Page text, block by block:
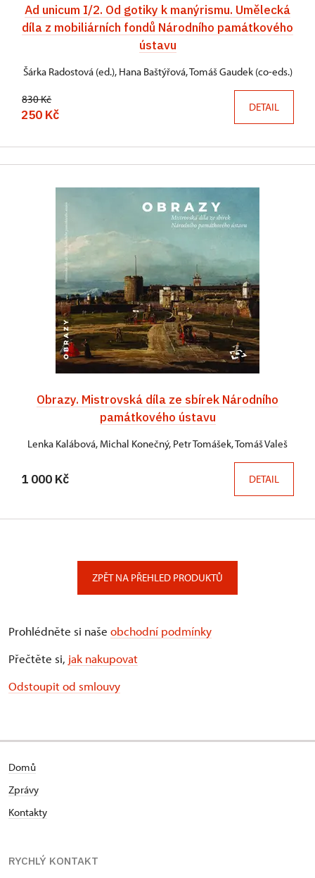
Ad unicum I/2. Od gotiky k manýrismu. Umělecká
díla z mobiliárních fondů Národního památkového
ústavu
Šárka Radostová (ed.), Hana Baštýřová, Tomáš Gaudek (co-eds.)
830 Kč
250 Kč DETAIL
Obrazy. Mistrovská díla ze sbírek Národního
památkového ústavu
Lenka Kalábová, Michal Konečný, Petr Tomášek, Tomáš Valeš
1 000 Kč DETAIL
ZPĚT NA PŘEHLED PRODUKTŮ
Prohlédněte si naše obchodní podmínky
Přečtěte si, jak nakupovat
Odstoupit od smlouvy
Domů
Zprávy
Kontakty
RYCHLÝ KONTAKT